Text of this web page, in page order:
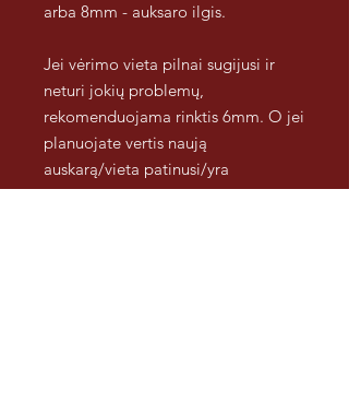
arba 8mm - auksaro ilgis.
Jei vėrimo vieta pilnai sugijusi ir
neturi jokių problemų,
rekomenduojama rinktis 6mm. O jei
planuojate vertis naują
auskarą/vieta patinusi/yra
gumbeliai ir t.t, rekomenduojama